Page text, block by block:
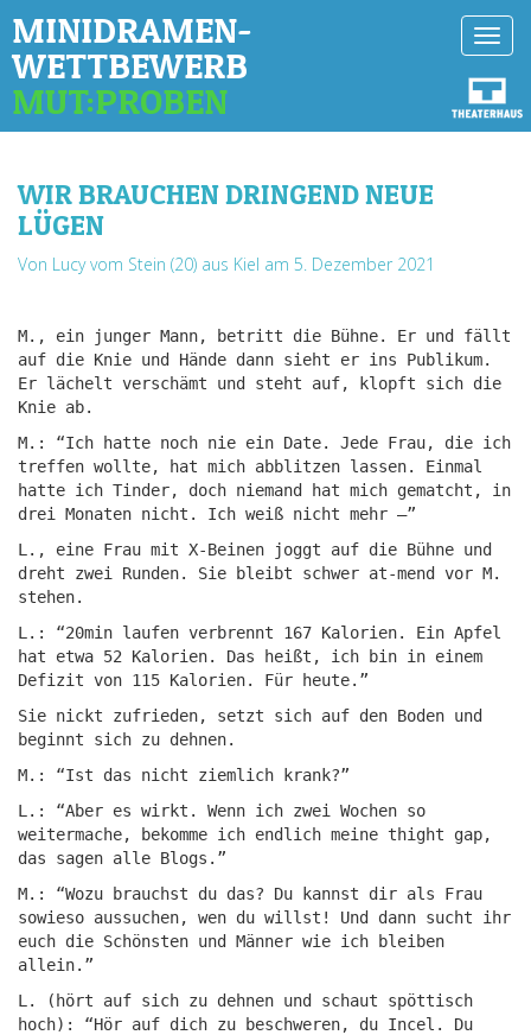
MINIDRAMEN-
WETTBEWERB
MUT:PROBEN
WIR BRAUCHEN DRINGEND NEUE
LÜGEN
Von Lucy vom Stein (20) aus Kiel am 5. Dezember 2021
M., ein junger Mann, betritt die Bühne. Er und fällt
auf die Knie und Hände dann sieht er ins Publikum.
Er lächelt verschämt und steht auf, klopft sich die
Knie ab.
M.: “Ich hatte noch nie ein Date. Jede Frau, die ich
treffen wollte, hat mich abblitzen lassen. Einmal
hatte ich Tinder, doch niemand hat mich gematcht, in
drei Monaten nicht. Ich weiß nicht mehr –”
L., eine Frau mit X-Beinen joggt auf die Bühne und
dreht zwei Runden. Sie bleibt schwer at-mend vor M.
stehen.
L.: “20min laufen verbrennt 167 Kalorien. Ein Apfel
hat etwa 52 Kalorien. Das heißt, ich bin in einem
Defizit von 115 Kalorien. Für heute.”
Sie nickt zufrieden, setzt sich auf den Boden und
beginnt sich zu dehnen.
M.: “Ist das nicht ziemlich krank?”
L.: “Aber es wirkt. Wenn ich zwei Wochen so
weitermache, bekomme ich endlich meine thight gap,
das sagen alle Blogs.”
M.: “Wozu brauchst du das? Du kannst dir als Frau
sowieso aussuchen, wen du willst! Und dann sucht ihr
euch die Schönsten und Männer wie ich bleiben
allein.”
L. (hört auf sich zu dehnen und schaut spöttisch
hoch): “Hör auf dich zu beschweren, du Incel. Du